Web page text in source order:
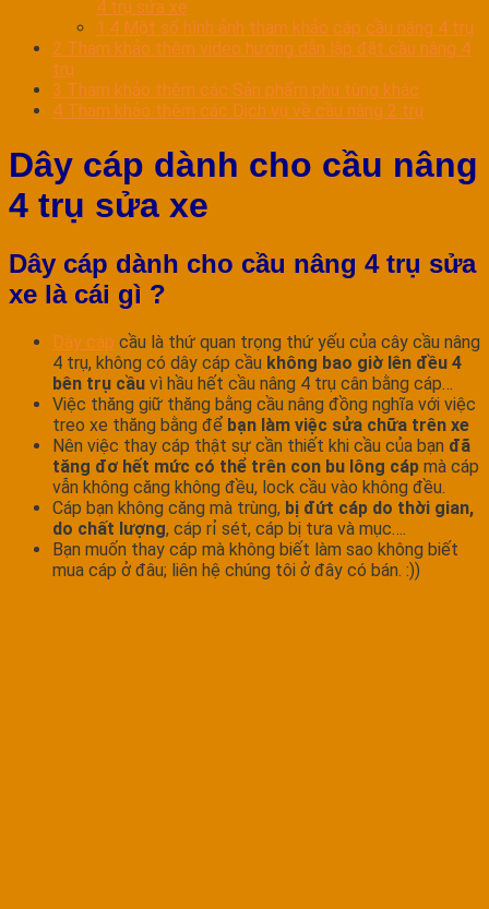
4 trụ sửa xe
1.4 Một số hình ảnh tham khảo cáp cầu nâng 4 trụ
2 Tham khảo thêm video hướng dẫn lắp đặt cầu nâng 4
trụ
3 Tham khảo thêm các Sản phẩm phụ tùng khác
4 Tham khảo thêm các Dịch vụ về cầu nâng 2 trụ
Dây cáp dành cho cầu nâng
4 trụ sửa xe
Dây cáp dành cho cầu nâng 4 trụ sửa
xe là cái gì ?
Dây cáp cầu là thứ quan trọng thứ yếu của cây cầu nâng
4 trụ, không có dây cáp cầu không bao giờ lên đều 4
bên trụ cầu vì hầu hết cầu nâng 4 trụ cân bằng cáp…
Việc thăng giữ thăng bằng cầu nâng đồng nghĩa với việc
treo xe thăng bằng để bạn làm việc sửa chữa trên xe
Nên việc thay cáp thật sự cần thiết khi cầu của bạn đã
tăng đơ hết mức có thể trên con bu lông cáp mà cáp
vẫn không căng không đều, lock cầu vào không đều.
Cáp bạn không căng mà trùng, bị đứt cáp do thời gian,
do chất lượng, cáp rỉ sét, cáp bị tưa và mục….
Bạn muốn thay cáp mà không biết làm sao không biết
mua cáp ở đâu; liên hệ chúng tôi ở đây có bán. :))